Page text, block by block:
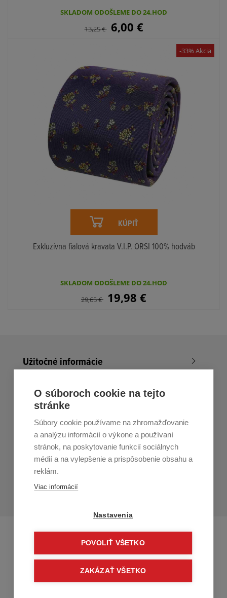
SKLADOM ODOŠLEME DO 24.HOD
13,25€ 6,00 €
KÚPIŤ
Exkluzívna fialová kravata V.I.P. ORSI 100% hodváb
SKLADOM ODOŠLEME DO 24.HOD
29,65€ 19,98 €
-33% Akcia
Užitočné informácie
Nákup v All4Men.sk
Zákaznícky servis
Prihláste sa k odberu noviniek
Prihlásiť
osoby staršie ako 16 rokov!
O súboroch cookie na tejto
stránke
Súbory cookie používame na zhromažďovanie
a analýzu informácií o výkone a používaní
stránok, na poskytovanie funkcií sociálnych
médií a na vylepšenie a prispôsobenie obsahu a
reklám.
Viac informácií
Nastavenia
POVOLIŤ VŠETKO
ZAKÁZAŤ VŠETKO